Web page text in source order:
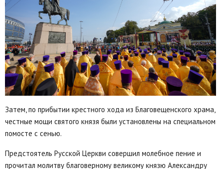
Затем, по прибытии крестного хода из Благовещенского храма,
честные мощи святого князя были установлены на специальном
помосте с сенью.
Предстоятель Русской Церкви совершил молебное пение и
прочитал молитву благоверному великому князю Александру